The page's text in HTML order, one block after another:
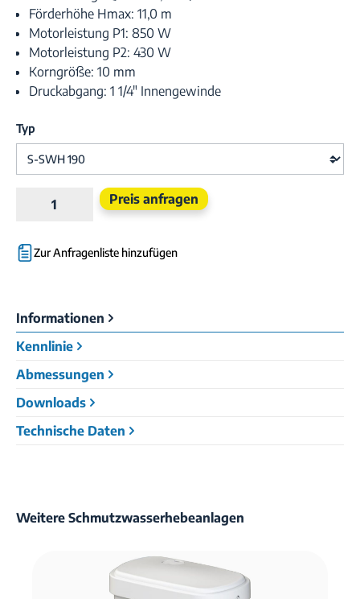
Förderhöhe Hmax: 11,0 m
Motorleistung P1: 850 W
Motorleistung P2: 430 W
Korngröße: 10 mm
Druckabgang: 1 1/4" Innengewinde
Typ
Produkt Anzahl: Gib den gewünschten
Preis anfragen
Zur Anfragenliste hinzufügen
Informationen
Kennlinie
Abmessungen
Downloads
Technische Daten
Weitere Schmutzwasserhebeanlagen